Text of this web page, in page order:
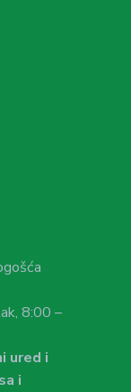
8:00 –
ured i
i